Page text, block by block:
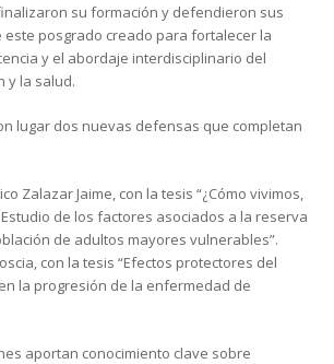
su formación y defendieron sus
este posgrado creado para fortalecer la
y el abordaje interdisciplinario del
y la salud.
lugar dos nuevas defensas que completan
Zalazar Jaime, con la tesis “¿Cómo vivimos,
de los factores asociados a la reserva
de adultos mayores vulnerables”.
con la tesis “Efectos protectores del
la progresión de la enfermedad de
aportan conocimiento clave sobre